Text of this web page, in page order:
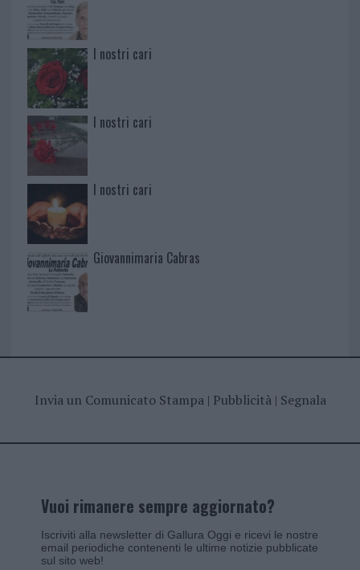
I nostri cari
I nostri cari
I nostri cari
Giovannimaria Cabras
Invia un Comunicato Stampa| Pubblicità| Segnala
Vuoi rimanere sempre aggiornato?
Iscriviti alla newsletter di Gallura Oggi e ricevi le nostre
email periodiche contenenti le ultime notizie pubblicate
sul sito web!